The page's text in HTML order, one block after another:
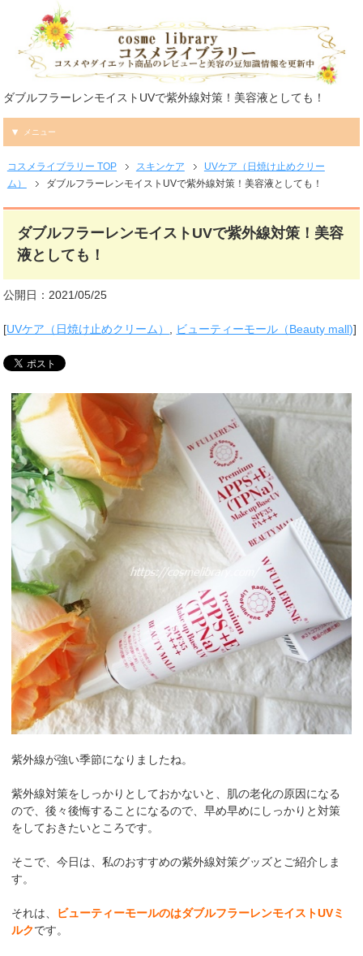
ダブルフラーレンモイストUVで紫外線対策！美容液としても！
メニュー
コスメライブラリー TOP スキンケア
UVケア（日焼け止めクリー
ム）
ダブルフラーレンモイストUVで紫外線対策！美容液としても！
ダブルフラーレンモイストUVで紫外線対策！美容
液としても！
公開日：2021/05/25
[UVケア（日焼け止めクリーム） , ビューティーモール（Beauty mall)]
紫外線が強い季節になりましたね。
紫外線対策をしっかりとしておかないと、肌の老化の原因になる
ので、後々後悔することになるので、早め早めにしっかりと対策
をしておきたいところです。
そこで、今日は、私のおすすめの紫外線対策グッズとご紹介しま
す。
それは、 ビューティーモールのはダブルフラーレンモイストUVミ
ルクです。